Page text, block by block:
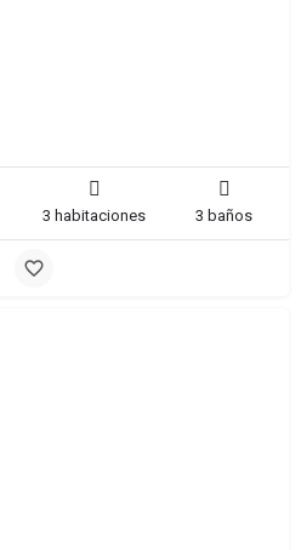
3 habitaciones 3 baños